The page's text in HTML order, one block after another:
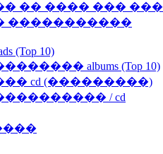
�� ���� ���
�����������
(Top 10)
albums (Top 10)
cd (���������)
/ cd
����